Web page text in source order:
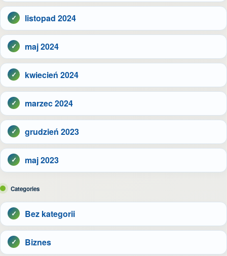
listopad 2024
maj 2024
kwiecień 2024
marzec 2024
grudzień 2023
maj 2023
Categories
Bez kategorii
Biznes